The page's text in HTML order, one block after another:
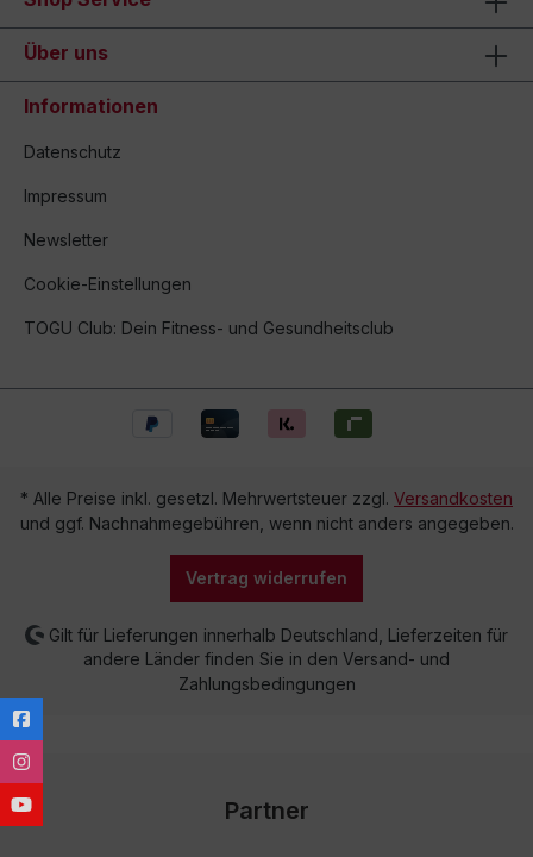
Über uns
Informationen
Datenschutz
Impressum
Newsletter
Cookie-Einstellungen
TOGU Club: Dein Fitness- und Gesundheitsclub
* Alle Preise inkl. gesetzl. Mehrwertsteuer zzgl. Versandkosten
und ggf. Nachnahmegebühren, wenn nicht anders angegeben.
Vertrag widerrufen
Gilt für Lieferungen innerhalb Deutschland, Lieferzeiten für
andere Länder finden Sie in den Versand- und
Zahlungsbedingungen
Partner